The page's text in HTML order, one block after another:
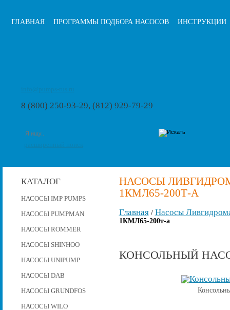
ГЛАВНАЯ ПРОГРАММЫ ПОДБОРА НАСОСОВ ИНСТРУКЦИИ
8 (800) 250-93-29, (812) 929-79-29
КАТАЛОГ
НАСОСЫ IMP PUMPS
НАСОСЫ PUMPMAN
НАСОСЫ ROMMER
НАСОСЫ SHINHOO
НАСОСЫ UNIPUMP
НАСОСЫ DAB
НАСОСЫ GRUNDFOS
НАСОСЫ WILO
НАСОСЫ
1КМЛ65-200Т-А
Главная/ Насосы
1КМЛ65-200т-а
КОНСОЛЬНЫЙ